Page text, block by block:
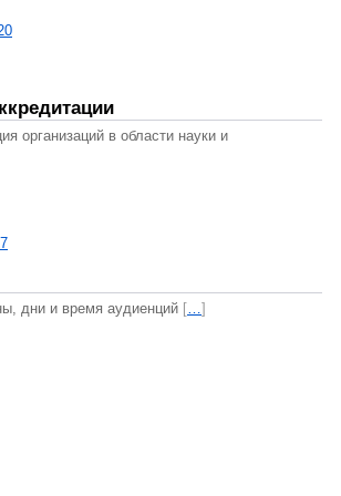
организаций в области науки и
дни и время аудиенций […]